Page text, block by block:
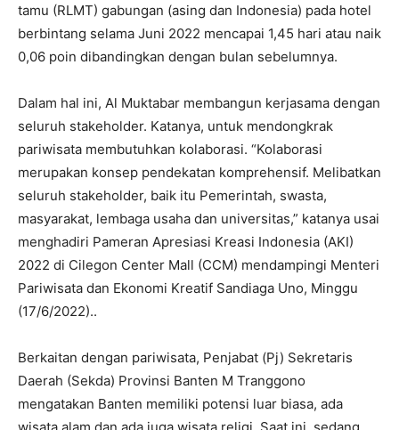
tamu (RLMT) gabungan (asing dan Indonesia) pada hotel
berbintang selama Juni 2022 mencapai 1,45 hari atau naik
0,06 poin dibandingkan dengan bulan sebelumnya.
Dalam hal ini, Al Muktabar membangun kerjasama dengan
seluruh stakeholder. Katanya, untuk mendongkrak
pariwisata membutuhkan kolaborasi. “Kolaborasi
merupakan konsep pendekatan komprehensif. Melibatkan
seluruh stakeholder, baik itu Pemerintah, swasta,
masyarakat, lembaga usaha dan universitas,” katanya usai
menghadiri Pameran Apresiasi Kreasi Indonesia (AKI)
2022 di Cilegon Center Mall (CCM) mendampingi Menteri
Pariwisata dan Ekonomi Kreatif Sandiaga Uno, Minggu
(17/6/2022)..
Berkaitan dengan pariwisata, Penjabat (Pj) Sekretaris
Daerah (Sekda) Provinsi Banten M Tranggono
mengatakan Banten memiliki potensi luar biasa, ada